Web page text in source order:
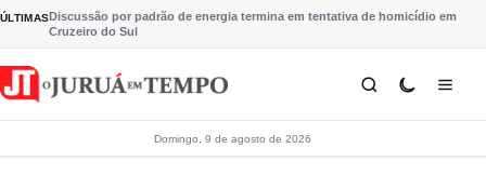
Pular para o conteúdo
ÚLTIMASDiscussão por padrão de energia termina em tentativa de homicídio em
Cruzeiro do Sul
Domingo, 9 de agosto de 2026